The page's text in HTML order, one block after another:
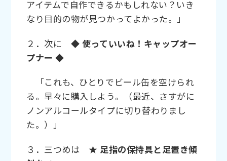
アイテムで自作できるかもしれない？いき
なり目的の物が見つかってよかった。」
２．次に ◆ 使っていいね！キャップオー
プナー ◆
「これも、ひとりでビール缶を空けられ
る。早々に購入しよう。（最近、さすがに
ノンアルコールタイプに切り替わりまし
た。）」
３．三つめは ★ 足指の保持具と足置き傾